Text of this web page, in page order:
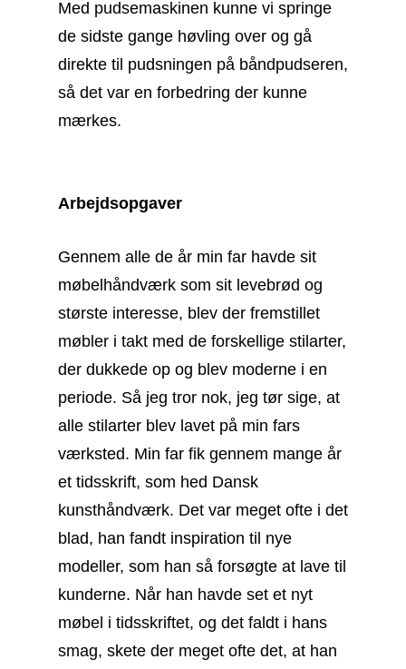
Med pudsemaskinen kunne vi springe
de sidste gange høvling over og gå
direkte til pudsningen på båndpudseren,
så det var en forbedring der kunne
mærkes.
Arbejdsopgaver
Gennem alle de år min far havde sit
møbelhåndværk som sit levebrød og
største interesse, blev der fremstillet
møbler i takt med de forskellige stilarter,
der dukkede op og blev moderne i en
periode. Så jeg tror nok, jeg tør sige, at
alle stilarter blev lavet på min fars
værksted. Min far fik gennem mange år
et tidsskrift, som hed Dansk
kunsthåndværk. Det var meget ofte i det
blad, han fandt inspiration til nye
modeller, som han så forsøgte at lave til
kunderne. Når han havde set et nyt
møbel i tidsskriftet, og det faldt i hans
smag, skete der meget ofte det, at han